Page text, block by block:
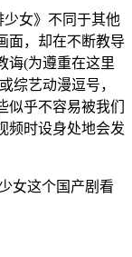
少女》不同于其他
面，却在不断教导
诲(为遵重在这里
综艺动漫逗号，
乎不容易被我们
频时设身处地会发
女这个国产剧看